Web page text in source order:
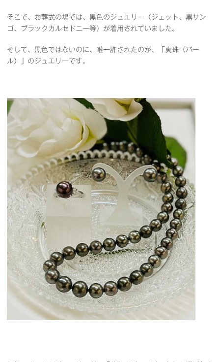
そこで、お葬式の場では、黒色のジュエリー（ジェット、黒サン
ゴ、ブラックカルセドニー等）が着用されていました。
そして、黒色ではないのに、唯一許されたのが、「真珠（パー
ル）」のジュエリーです。